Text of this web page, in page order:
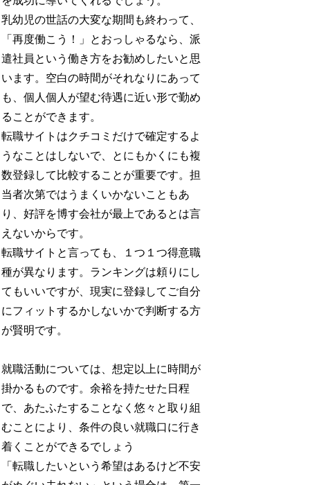
乳幼児の世話の大変な期間も終わって、
「再度働こう！」とおっしゃるなら、派
遣社員という働き方をお勧めしたいと思
います。空白の時間がそれなりにあって
も、個人個人が望む待遇に近い形で勤め
ることができます。
転職サイトはクチコミだけで確定するよ
うなことはしないで、とにもかくにも複
数登録して比較することが重要です。担
当者次第ではうまくいかないこともあ
り、好評を博す会社が最上であるとは言
えないからです。
転職サイトと言っても、１つ１つ得意職
種が異なります。ランキングは頼りにし
てもいいですが、現実に登録してご自分
にフィットするかしないかで判断する方
が賢明です。
就職活動については、想定以上に時間が
掛かるものです。余裕を持たせた日程
で、あたふたすることなく悠々と取り組
むことにより、条件の良い就職口に行き
着くことができるでしょう
「転職したいという希望はあるけど不安